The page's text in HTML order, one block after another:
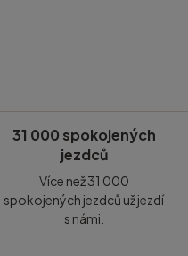
31 000 spokojených
jezdců
Více než 31 000
spokojených jezdců už jezdí
s námi.